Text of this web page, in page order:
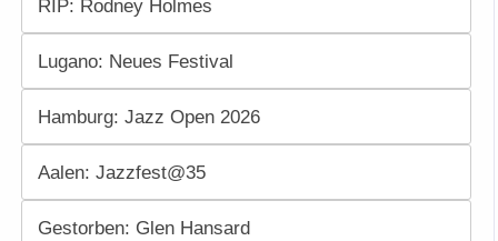
RIP: Rodney Holmes
Lugano: Neues Festival
Hamburg: Jazz Open 2026
Aalen: Jazzfest@35
Gestorben: Glen Hansard